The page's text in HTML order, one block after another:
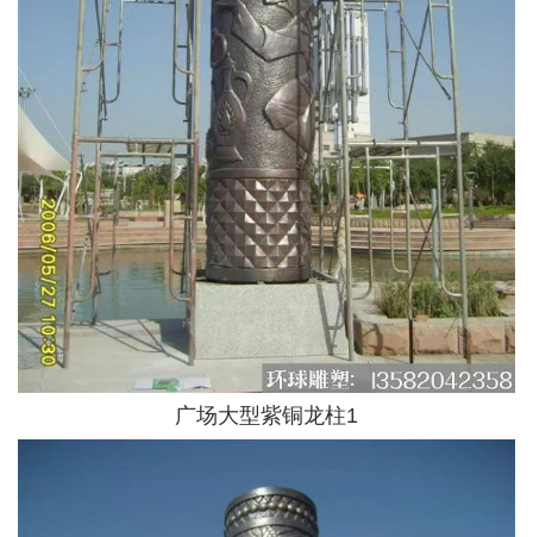
广场大型紫铜龙柱1